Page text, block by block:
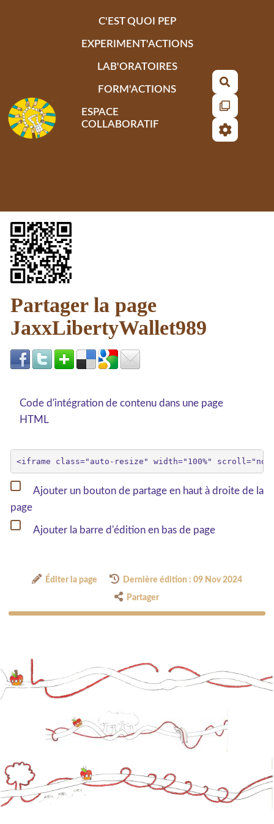
C'EST QUOI PEP
EXPERIMENT'ACTIONS
LAB'ORATOIRES
FORM'ACTIONS
ESPACE
COLLABORATIF
Partager la page
JaxxLibertyWallet989
Code d'intégration de contenu dans une page
HTML
Ajouter un bouton de partage en haut à droite de la
page
Ajouter la barre d'édition en bas de page
Éditer la page Dernière édition : 09 Nov 2024
Partager